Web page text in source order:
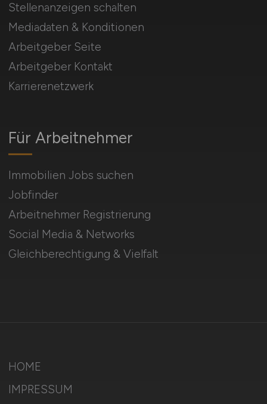
Für Arbeitnehmer
Immobilien Jobs suchen
Jobfinder
Arbeitnehmer Registrierung
Social Media & Networks
Gleichberechtigung & Vielfalt
Stellenanzeigen schalten
Mediadaten & Konditionen
Arbeitgeber Seite
Arbeitgeber Kontakt
Karrierenetzwerk
HOME
IMPRESSUM